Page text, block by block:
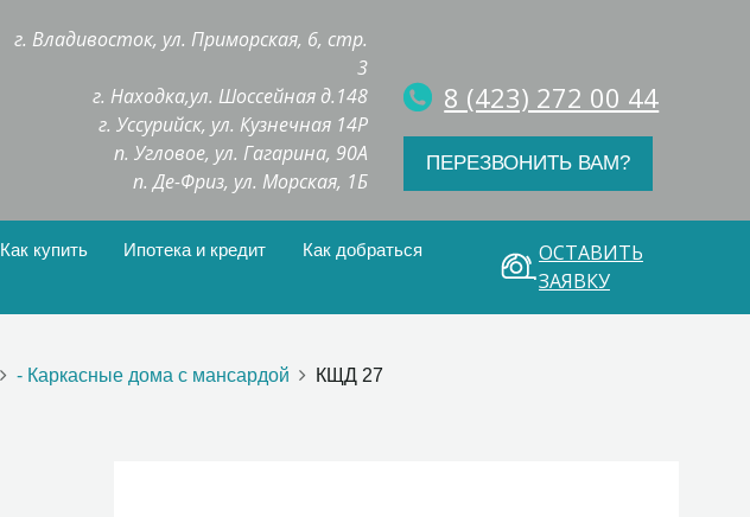
г. Владивосток, ул. Приморская, 6, стр.
3
г. Находка,ул. Шоссейная д.148
г. Уссурийск, ул. Кузнечная 14Р
п. Угловое, ул. Гагарина, 90А
п. Де-Фриз, ул. Морская, 1Б
8 (423) 272 00 44
ПЕРЕЗВОНИТЬ ВАМ?
Как купить Ипотека и кредит
Как добраться
ОСТАВИТЬ
ЗАЯВКУ
- Каркасные дома с мансардой КЩД 27